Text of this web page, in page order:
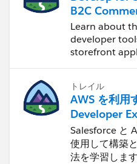
B2C
Learn about
developer
storefront
トレイル
AWS を利用
Developer
ついて学ぶ
Salesforce と
使用して構築
法を学習します